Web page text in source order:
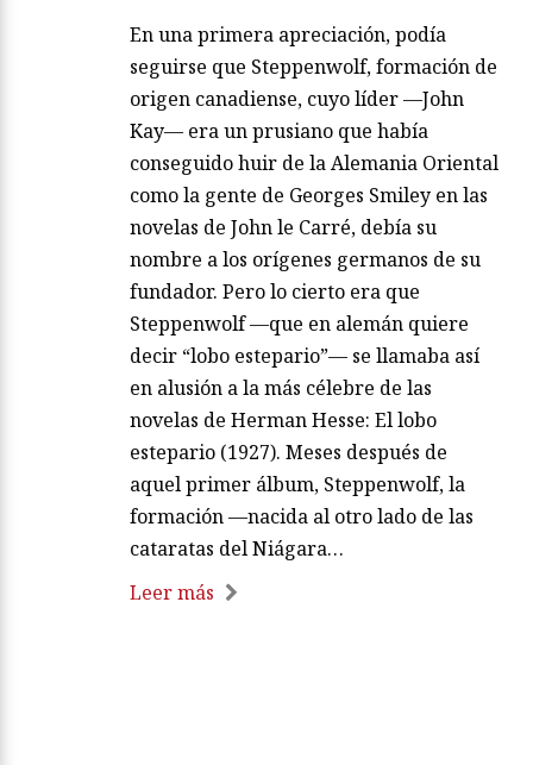
En una primera apreciación, podía
seguirse que Steppenwolf, formación de
origen canadiense, cuyo líder —John
Kay— era un prusiano que había
conseguido huir de la Alemania Oriental
como la gente de Georges Smiley en las
novelas de John le Carré, debía su
nombre a los orígenes germanos de su
fundador. Pero lo cierto era que
Steppenwolf —que en alemán quiere
decir “lobo estepario”— se llamaba así
en alusión a la más célebre de las
novelas de Herman Hesse: El lobo
estepario (1927). Meses después de
aquel primer álbum, Steppenwolf, la
formación —nacida al otro lado de las
cataratas del Niágara…
Leer más